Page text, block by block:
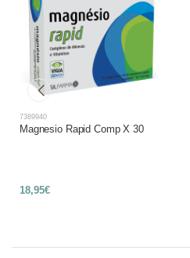
7389940
Magnesio Rapid Comp X 30
18,95€